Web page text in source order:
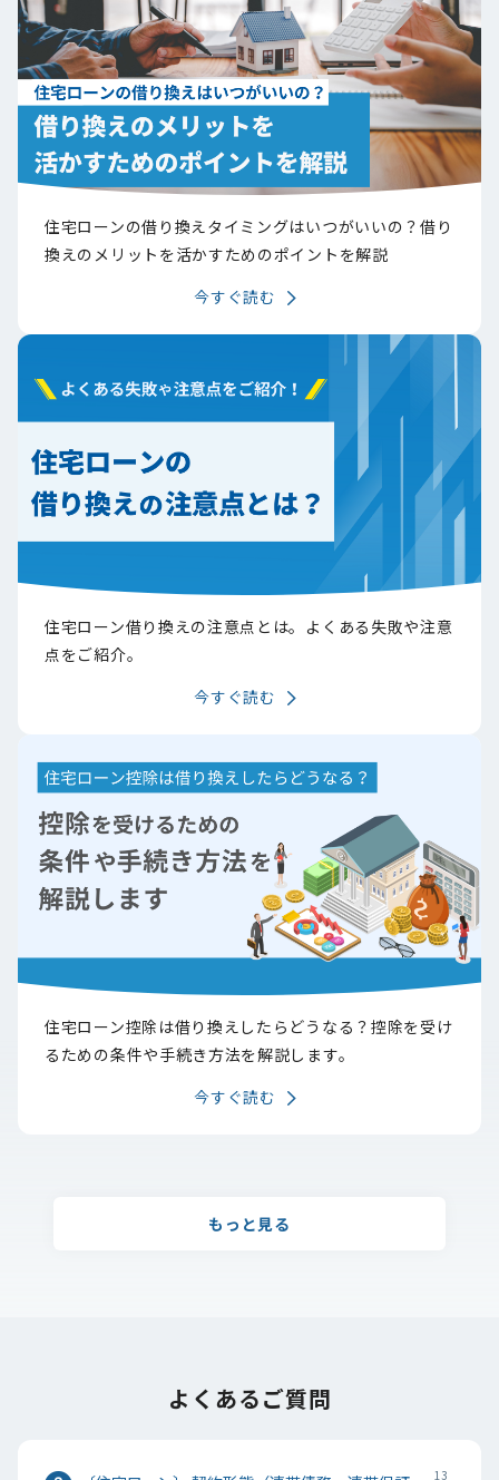
住宅ローンの借り換えタイミングはいつがいいの？借り
換えのメリットを活かすためのポイントを解説
今すぐ読む
住宅ローン借り換えの注意点とは。よくある失敗や注意
点をご紹介。
今すぐ読む
住宅ローン控除は借り換えしたらどうなる？控除を受け
るための条件や手続き方法を解説します。
今すぐ読む
もっと見る
よくあるご質問
13